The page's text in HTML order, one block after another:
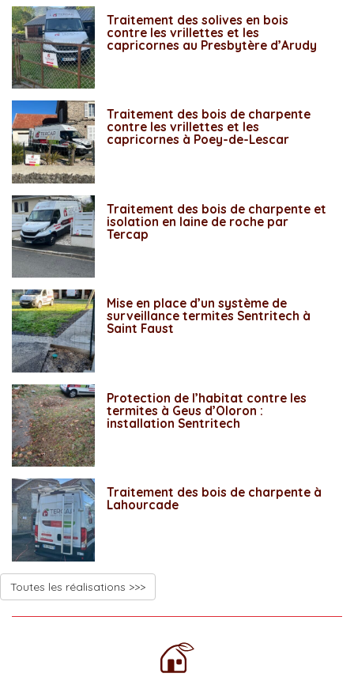
Traitement des solives en bois
contre les vrillettes et les
capricornes au Presbytère d’Arudy
Traitement des bois de charpente
contre les vrillettes et les
capricornes à Poey-de-Lescar
Traitement des bois de charpente et
isolation en laine de roche par
Tercap
Mise en place d’un système de
surveillance termites Sentritech à
Saint Faust
Protection de l’habitat contre les
termites à Geus d’Oloron :
installation Sentritech
Traitement des bois de charpente à
Lahourcade
Toutes les réalisations >>>